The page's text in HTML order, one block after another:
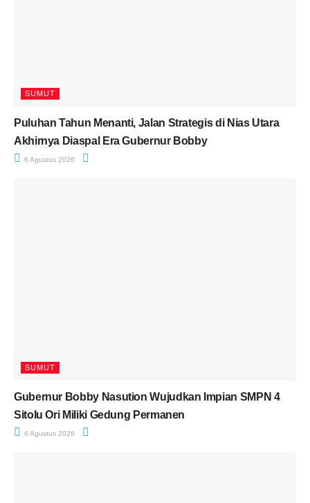
SUMUT
Puluhan Tahun Menanti, Jalan Strategis di Nias Utara
Akhirnya Diaspal Era Gubernur Bobby
6 Agustus 2026
SUMUT
Gubernur Bobby Nasution Wujudkan Impian SMPN 4
Sitolu Ori Miliki Gedung Permanen
6 Agustus 2026